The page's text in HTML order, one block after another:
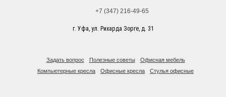
+7 (347) 216-49-65
г. Уфа, ул. Рихарда Зорге, д. 31
Задать вопрос Полезные советы
Офисная мебель
Компьютерные кресла
Офисные кресла Стулья офисные